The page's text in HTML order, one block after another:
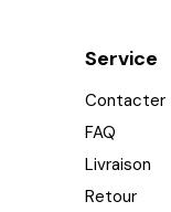
Service
Contacter
FAQ
Livraison
Retour